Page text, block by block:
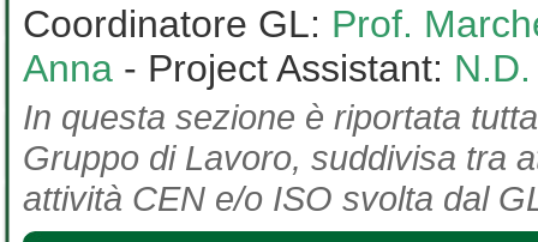
Coordinatore GL: Prof.
Anna - Project Assistant: N.D.
In questa sezione è riportata
Gruppo di Lavoro, suddivisa tra
attività CEN e/o ISO svolta dal